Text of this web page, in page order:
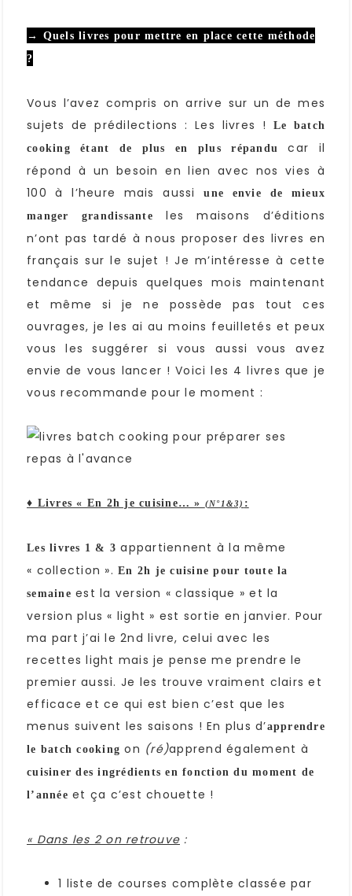
→ Quels livres pour mettre en place cette méthode
?
Vous l’avez compris on arrive sur un de mes
sujets de prédilections : Les livres !
Le batch
cooking étant de plus en plus répandu
car il
répond à un besoin en lien avec nos vies à
100 à l’heure mais aussiune envie de mieux
manger grandissante
les maisons d’éditions
n’ont pas tardé à nous proposer des livres en
français sur le sujet ! Je m’intéresse à cette
tendance depuis quelques mois maintenant
et même si je ne possède pas tout ces
ouvrages, je les ai au moins feuilletés et peux
vous les suggérer si vous aussi vous avez
envie de vous lancer ! Voici les 4 livres que je
vous recommande pour le moment :
♦ Livres « En 2h je cuisine… » (N°1&3) :
Les livres 1 & 3 appartiennent à la même
« collection ». En 2h je cuisine pour toute la
semaine est la version « classique » et la
version plus « light » est sortie en janvier. Pour
ma part j’ai le 2nd livre, celui avec les
recettes light mais je pense me prendre le
premier aussi. Je les trouve vraiment clairs et
efficace et ce qui est bien c’est que les
menus suivent les saisons ! En plus d’apprendre
le batch cooking on (ré)apprend également à
cuisiner des ingrédients en fonction du moment de
l’année et ça c’est chouette !
« Dans les 2 on retrouve :
1 liste de courses complète classée par